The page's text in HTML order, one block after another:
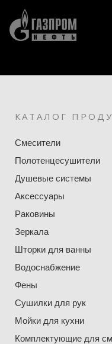
КАТАЛОГ
Смесители
Полотенцесушители
Душевые системы
Аксессуары
Раковины
Зеркала
Шторки для ванны
Водоснабжение
Фены
Сушилки для рук
Мойки для кухни
Комплектующие для